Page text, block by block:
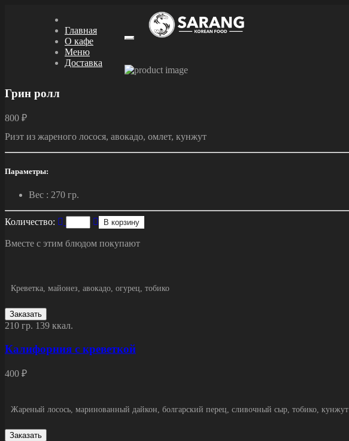
Главная
О кафе
Меню
Доставка
Меню
Грин ролл
800 ₽
Риэт из жареного лосося, авокадо, омлет, кунжут
Параметры:
Вес : 270 гр.
Количество: В корзину
Вместе с этим блюдом покупают
Креветка, майонез, авокадо, огурец, тобико
Заказать
210 гр. 139 ккал.
Калифорния с креветкой
400 ₽
Жареный лосось, маринованный дайкон, болгарский перец, сливочный сыр, тобико, кунжут
Заказать